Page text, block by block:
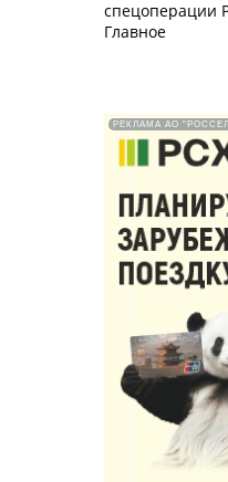
спецоперации
Главное
РЕКЛАМА АО